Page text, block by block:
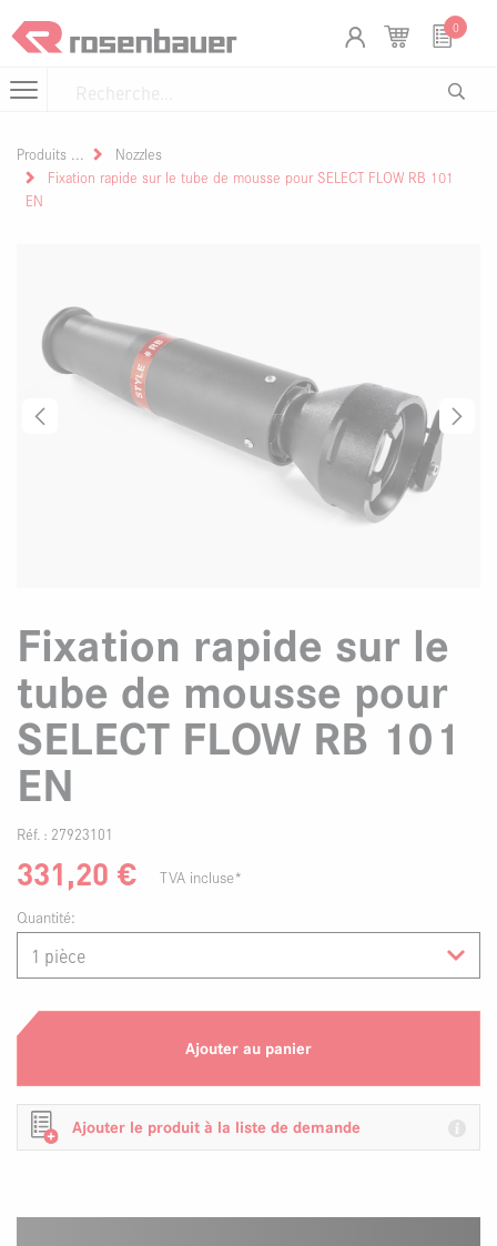
0
Produits
Nozzles
Fixation rapide sur le tube de mousse pour SELECT FLOW RB 101
EN
Fixation rapide sur le
tube de mousse pour
SELECT FLOW RB 101
EN
Réf. : 27923101
331,20 €
TVA incluse*
Quantité:
Ajouter au panier
Ajouter le produit à la liste de demande